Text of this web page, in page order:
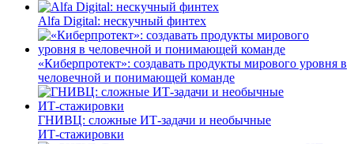
Alfa Digital: нескучный финтех
«Киберпротект»: создавать продукты мирового уровня в
человечной и понимающей команде
ГНИВЦ: сложные ИТ‑задачи и необычные
ИТ‑стажировки